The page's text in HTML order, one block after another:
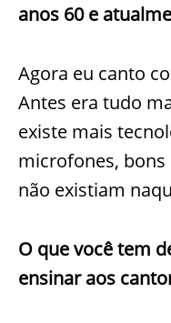
anos 60 e
Agora eu canto
Antes era tudo
existe mais
microfones,
não existiam
O que você tem
ensinar aos